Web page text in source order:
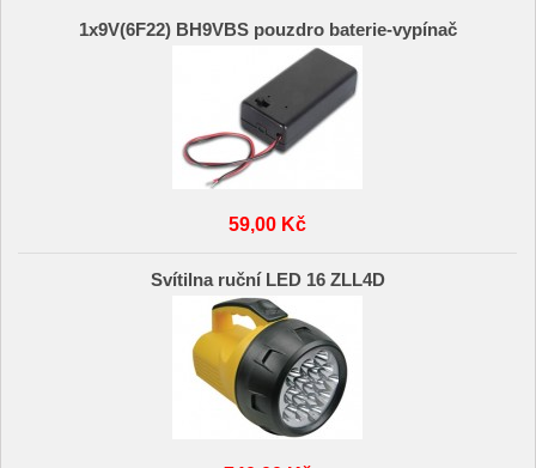
1x9V(6F22) BH9VBS pouzdro baterie-vypínač
59,00 Kč
Svítilna ruční LED 16 ZLL4D